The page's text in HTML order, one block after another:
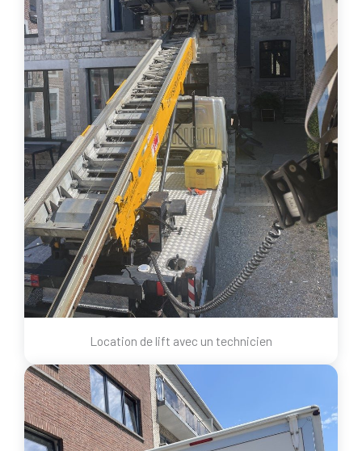
Location de lift avec un technicien